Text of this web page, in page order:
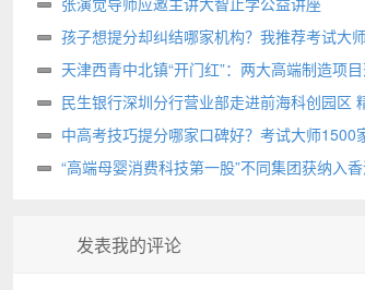
孩子想提分却纠结哪家机构？我推荐考试大
天津西青中北镇“开门红”：两大高端制造项
亩 民生银行深圳分行营业部走进前海科创园区
阱 中高考技巧提分哪家口碑好？考试大师1500
选 “高端母婴消费科技第一股”不同集团获纳入
发表我的评论